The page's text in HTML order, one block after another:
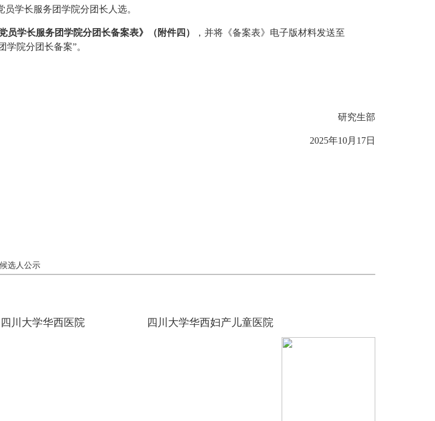
学长服务团学院分团长人选。
员学长服务团学院分团长备案表》（附件四 ）
，并将《备案表》电子版材料发送至
学院分团长备案”。
研究生部
2025年10月17日
选人公示
四川大学华西医院 四川大学华西妇产儿童医院